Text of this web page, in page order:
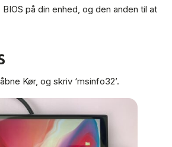
på din enhed, og den anden til at
Kør, og skriv ‘msinfo32’.